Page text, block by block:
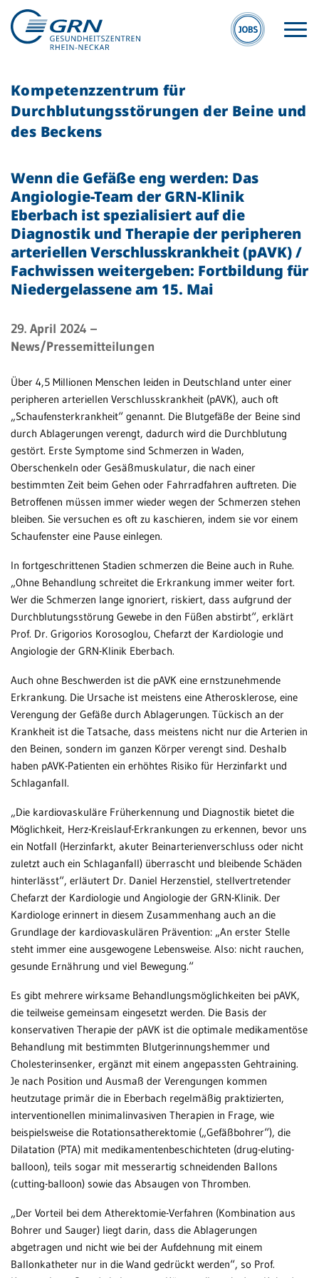
GRN
Der Verbund
Medizinische
Fachzentren
Medizinische
Themenseiten
Patientenportal
Karriere
Barrierefreiheit
STANDORTE
Eberbach
Schwetzingen
Sinsheim
Weinheim
Kompetenzzentrum für
Durchblutungsstörungen der Beine und
des Beckens
Wenn die Gefäße eng werden: Das
Angiologie-Team der GRN-Klinik
Eberbach ist spezialisiert auf die
Diagnostik und Therapie der peripheren
arteriellen Verschlusskrankheit (pAVK) /
Fachwissen weitergeben: Fortbildung für
Niedergelassene am 15. Mai
29. April 2024 –
News/Pressemitteilungen
Über 4,5 Millionen Menschen leiden in Deutschland unter einer
peripheren arteriellen Verschlusskrankheit (pAVK), auch oft
„Schaufensterkrankheit“ genannt. Die Blutgefäße der Beine sind
durch Ablagerungen verengt, dadurch wird die Durchblutung
gestört. Erste Symptome sind Schmerzen in Waden,
Oberschenkeln oder Gesäßmuskulatur, die nach einer
bestimmten Zeit beim Gehen oder Fahrradfahren auftreten. Die
Betroffenen müssen immer wieder wegen der Schmerzen stehen
bleiben. Sie versuchen es oft zu kaschieren, indem sie vor einem
Schaufenster eine Pause einlegen.
In fortgeschrittenen Stadien schmerzen die Beine auch in Ruhe.
„Ohne Behandlung schreitet die Erkrankung immer weiter fort.
Wer die Schmerzen lange ignoriert, riskiert, dass aufgrund der
Durchblutungsstörung Gewebe in den Füßen abstirbt“, erklärt
Prof. Dr. Grigorios Korosoglou, Chefarzt der Kardiologie und
Angiologie der GRN-Klinik Eberbach.
Auch ohne Beschwerden ist die pAVK eine ernstzunehmende
Erkrankung. Die Ursache ist meistens eine Atherosklerose, eine
Verengung der Gefäße durch Ablagerungen. Tückisch an der
Krankheit ist die Tatsache, dass meistens nicht nur die Arterien in
den Beinen, sondern im ganzen Körper verengt sind. Deshalb
haben pAVK-Patienten ein erhöhtes Risiko für Herzinfarkt und
Schlaganfall.
„Die kardiovaskuläre Früherkennung und Diagnostik bietet die
Möglichkeit, Herz-Kreislauf-Erkrankungen zu erkennen, bevor uns
ein Notfall (Herzinfarkt, akuter Beinarterienverschluss oder nicht
zuletzt auch ein Schlaganfall) überrascht und bleibende Schäden
hinterlässt“, erläutert Dr. Daniel Herzenstiel, stellvertretender
Chefarzt der Kardiologie und Angiologie der GRN-Klinik. Der
Kardiologe erinnert in diesem Zusammenhang auch an die
Grundlage der kardiovaskulären Prävention: „An erster Stelle
steht immer eine ausgewogene Lebensweise. Also: nicht rauchen,
gesunde Ernährung und viel Bewegung.“
Es gibt mehrere wirksame Behandlungsmöglichkeiten bei pAVK,
die teilweise gemeinsam eingesetzt werden. Die Basis der
konservativen Therapie der pAVK ist die optimale medikamentöse
Behandlung mit bestimmten Blutgerinnungshemmer und
Cholesterinsenker, ergänzt mit einem angepassten Gehtraining.
Je nach Position und Ausmaß der Verengungen kommen
heutzutage primär die in Eberbach regelmäßig praktizierten,
interventionellen minimalinvasiven Therapien in Frage, wie
beispielsweise die Rotationsatherektomie („Gefäßbohrer“), die
Dilatation (PTA) mit medikamentenbeschichteten (drug-eluting-
balloon), teils sogar mit messerartig schneidenden Ballons
(cutting-balloon) sowie das Absaugen von Thromben.
„Der Vorteil bei dem Atherektomie-Verfahren (Kombination aus
Bohrer und Sauger) liegt darin, dass die Ablagerungen
abgetragen und nicht wie bei der Aufdehnung mit einem
Ballonkatheter nur in die Wand gedrückt werden“, so Prof.